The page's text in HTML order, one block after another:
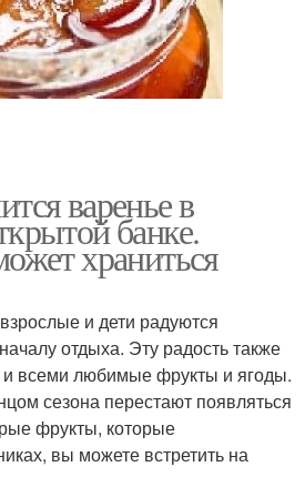
варенье в
банке.
храниться
и дети радуются
отдыха. Эту радость также
всеми любимые фрукты и ягоды.
сезона перестают появляться
фрукты, которые
вы можете встретить на